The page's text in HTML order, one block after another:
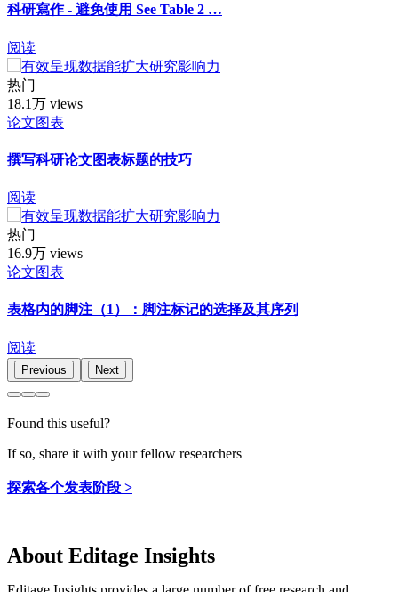
科研寫作 - 避免使用 See Table 2 …
阅读
热门
18.1万 views
论文图表
撰写科研论文图表标题的技巧
阅读
热门
16.9万 views
论文图表
表格内的脚注（1）：脚注标记的选择及其序列
阅读
Previous Next
Found this useful?
If so, share it with your fellow researchers
探索各个发表阶段 >
About Editage Insights